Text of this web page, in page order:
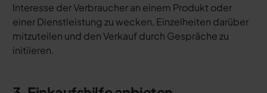
Interesse der Verbraucher an einem Produkt oder
einer Dienstleistung zu wecken, Einzelheiten darüber
mitzuteilen und den Verkauf durch Gespräche zu
initiieren.